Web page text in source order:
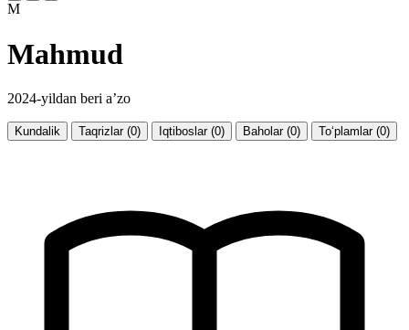
M
Mahmud
2024-yildan beri a’zo
Kundalik Taqrizlar (0) Iqtiboslar (0) Baholar (0) To‘plamlar (0)